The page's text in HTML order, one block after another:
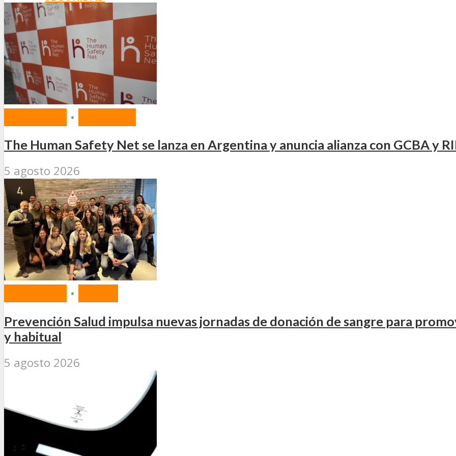
SEGURIDAD VIAL
TV
DIGITAL
COLUMNISTAS
ESTADÍSTICAS
•
The Human Safety Net se lanza en Argentina y anuncia alianza con GCBA y
5 agosto 2026
•
Prevención Salud impulsa nuevas jornadas de donación de sangre para
y habitual
5 agosto 2026